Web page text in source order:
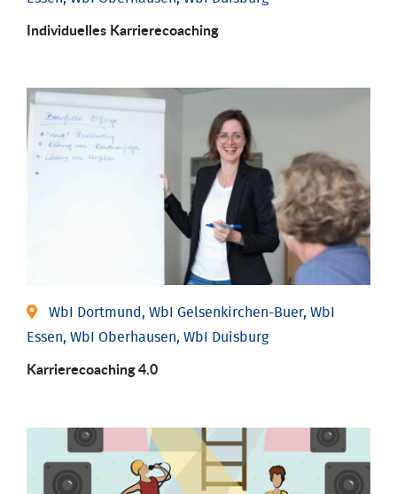
Individu­elles Karrierecoaching
WbI Dortmund, WbI Gelsenkirchen-Buer, WbI
Essen, WbI Oberhausen, WbI Duisburg
Karriere­coaching 4.0